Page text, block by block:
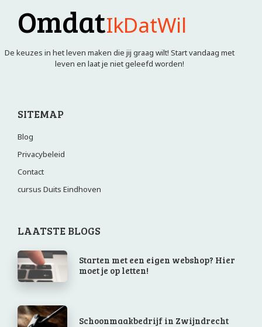
OmdatIkDatWil
De keuzes in het leven maken die jij graag wilt! Start vandaag met
leven en laat je niet geleefd worden!
SITEMAP
Blog
Privacybeleid
Contact
cursus Duits Eindhoven
LAATSTE BLOGS
Starten met een eigen webshop? Hier
moet je op letten!
Schoonmaakbedrijf in Zwijndrecht